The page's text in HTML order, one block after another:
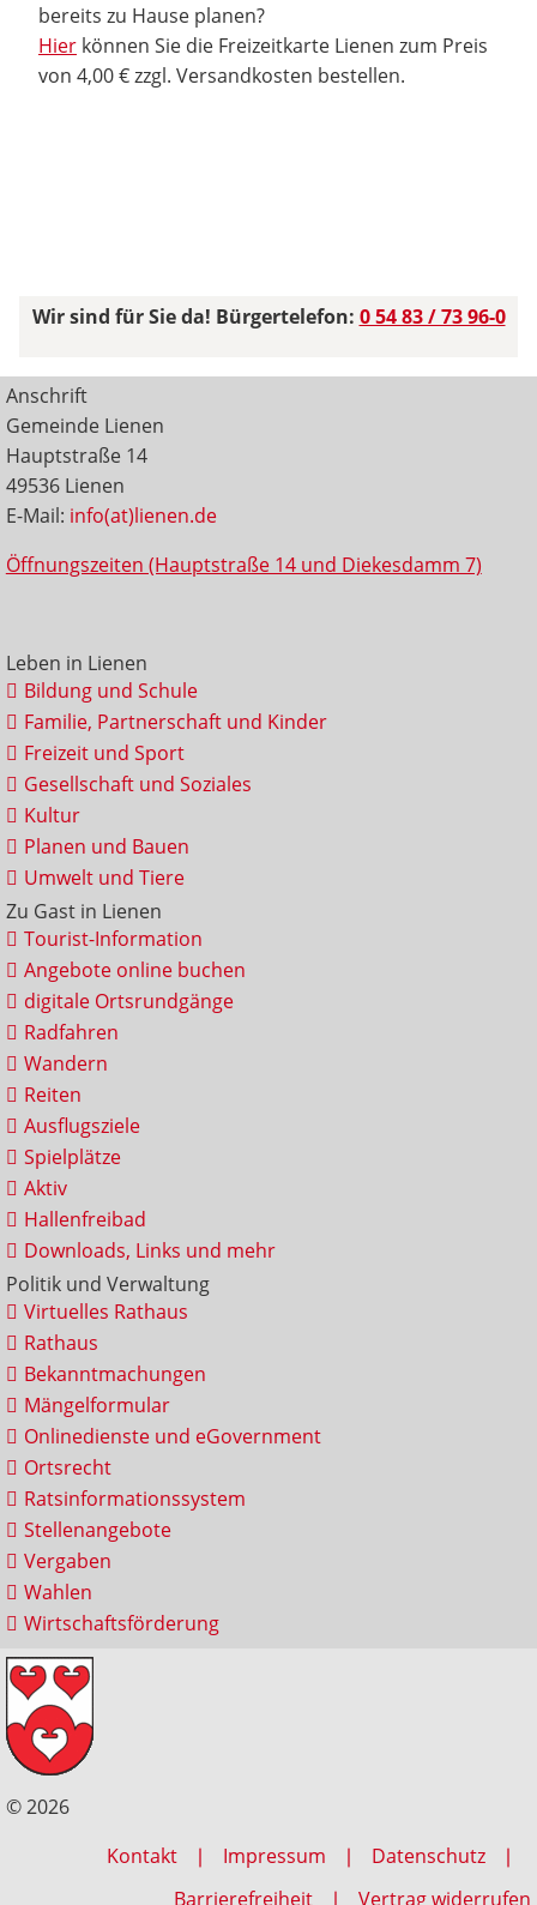
bereits zu Hause planen?
Hier können Sie die Freizeitkarte Lienen zum Preis
von 4,00 € zzgl. Versandkosten bestellen.
Wir sind für Sie da! Bürgertelefon: 0 54 83 / 73 96-0
Anschrift
Gemeinde Lienen
Hauptstraße 14
49536 Lienen
E-Mail: info(at)lienen.de
Öffnungszeiten (Hauptstraße 14 und Diekesdamm 7)
Leben in Lienen
Bildung und Schule
Familie, Partnerschaft und Kinder
Freizeit und Sport
Gesellschaft und Soziales
Kultur
Planen und Bauen
Umwelt und Tiere
Zu Gast in Lienen
Tourist-Information
Angebote online buchen
digitale Ortsrundgänge
Radfahren
Wandern
Reiten
Ausflugsziele
Spielplätze
Aktiv
Hallenfreibad
Downloads, Links und mehr
Politik und Verwaltung
Virtuelles Rathaus
Rathaus
Bekanntmachungen
Mängelformular
Onlinedienste und eGovernment
Ortsrecht
Ratsinformationssystem
Stellenangebote
Vergaben
Wahlen
Wirtschaftsförderung
© 2026
Kontakt
Impressum
Datenschutz
Barrierefreiheit
Vertrag widerrufen